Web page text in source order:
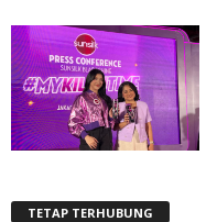
TETAP TERHUBUNG